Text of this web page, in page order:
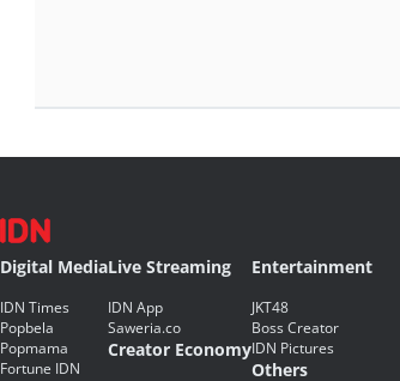
Digital Media
IDN Times
Popbela
Popmama
Fortune IDN
Live Streaming
IDN App
Saweria.co
Creator Economy
Entertainment
JKT48
Boss Creator
IDN Pictures
Others